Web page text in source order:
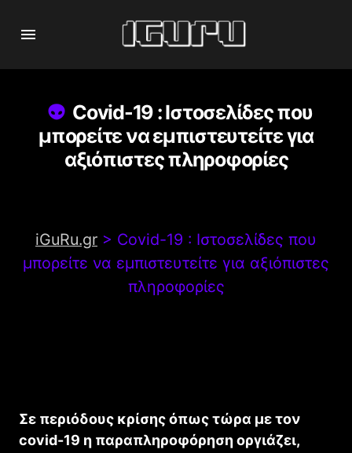
Covid-19 : Ιστοσελίδες που
μπορείτε να εμπιστευτείτε για
αξιόπιστες πληροφορίες
iGuRu.gr > Covid-19 : Ιστοσελίδες που
μπορείτε να εμπιστευτείτε για αξιόπιστες
πληροφορίες
Σε περιόδους κρίσης όπως τώρα με τον
covid-19 η παραπληροφόρηση οργιάζει,